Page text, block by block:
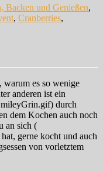
Backen und Genießen,
, Cranberries,
, warum es so wenige
anderen ist ein
) durch
dem Kochen auch noch
an sich (
gerne kocht und auch
von vorletztem